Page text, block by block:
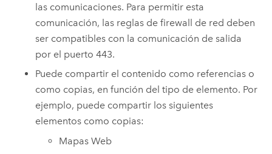
las comunicaciones. Para permitir esta
comunicación, las reglas de firewall de red deben
ser compatibles con la comunicación de salida
por el puerto 443.
Puede compartir el contenido como referencias o
como copias, en función del tipo de elemento. Por
ejemplo, puede compartir los siguientes
elementos como copias:
Mapas Web